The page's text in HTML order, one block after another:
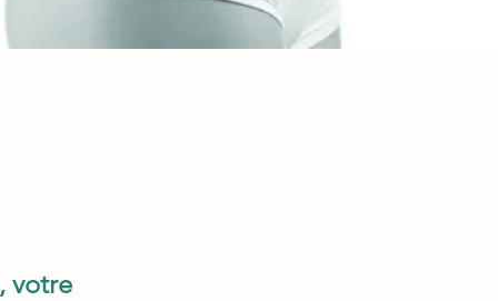
votre